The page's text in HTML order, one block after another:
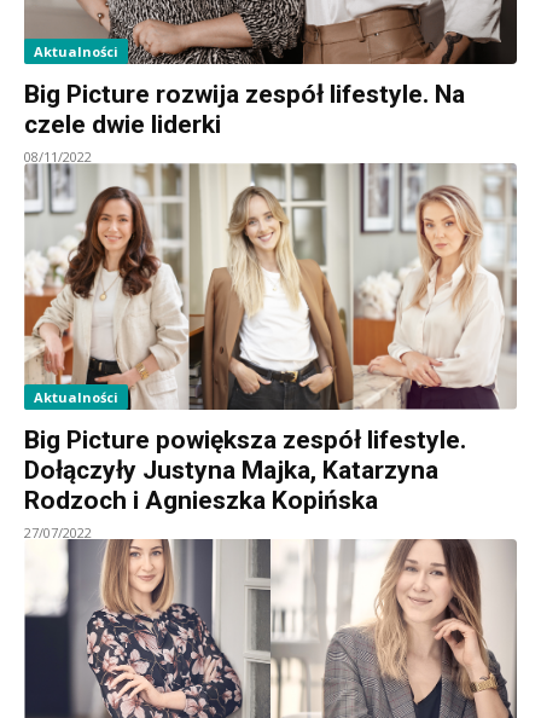
Aktualności
Big Picture rozwija zespół lifestyle. Na
czele dwie liderki
08/11/2022
Aktualności
Big Picture powiększa zespół lifestyle.
Dołączyły Justyna Majka, Katarzyna
Rodzoch i Agnieszka Kopińska
27/07/2022